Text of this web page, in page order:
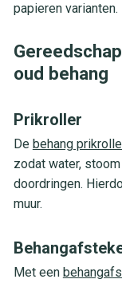
papieren varianten.
oud behang
Prikroller
De behang
zodat water,
doordringen.
muur.
Met een